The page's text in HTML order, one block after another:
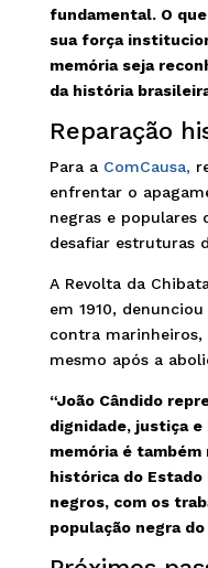
fundamental. O
sua força
memória seja
da história
Reparação
Para a ComCausa,
enfrentar o
negras e populares
desafiar estruturas
A Revolta da
em 1910,
contra marinheiros,
mesmo após a
“João Cândido
dignidade, justiça e
memória é também
histórica do
negros, com os
população negra do